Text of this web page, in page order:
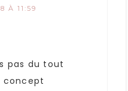
À 11:59
pas du tout
concept